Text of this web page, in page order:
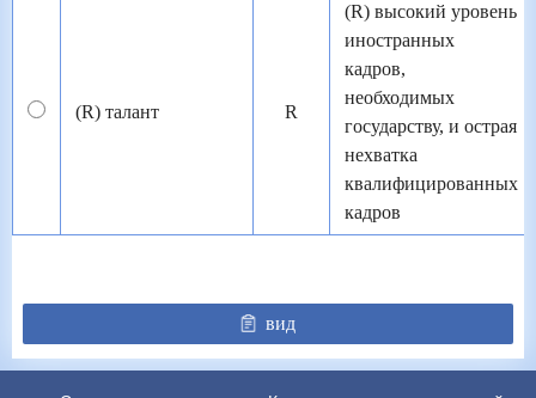
(R) талант R
(R) высокий уровень
иностранных
кадров,
необходимых
государству, и острая
нехватка
квалифицированных
кадров
вид